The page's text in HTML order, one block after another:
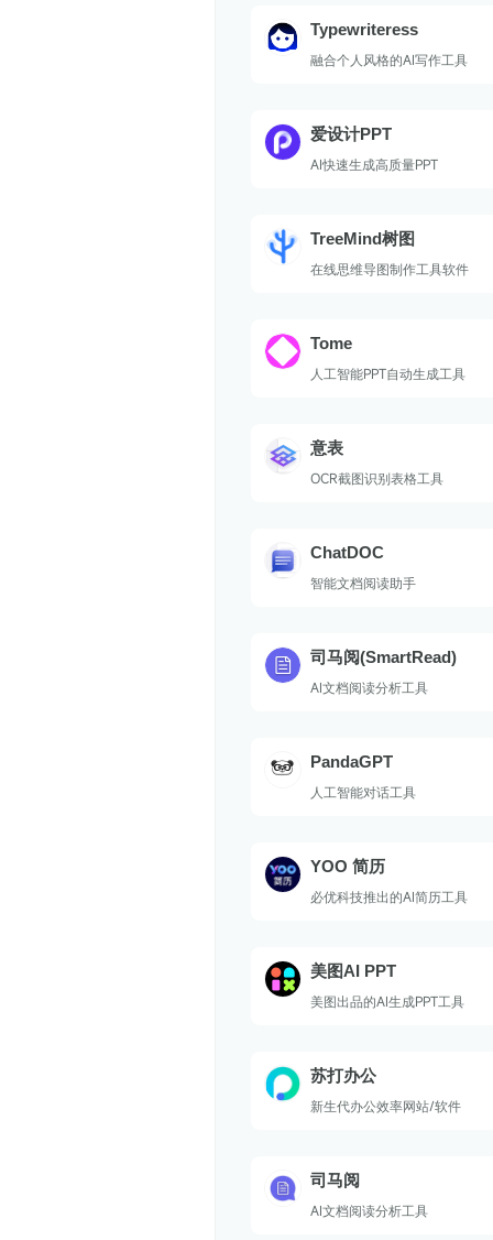
Typewriteress
融合个人风格的AI写作工具
爱设计PPT
AI快速生成高质量PPT
TreeMind树图
在线思维导图制作工具软件
Tome
人工智能PPT自动生成工具
意表
OCR截图识别表格工具
ChatDOC
智能文档阅读助手
司马阅(SmartRead)
AI文档阅读分析工具
PandaGPT
人工智能对话工具
YOO 简历
必优科技推出的AI简历工具
美图AI PPT
美图出品的AI生成PPT工具
苏打办公
新生代办公效率网站/软件
司马阅
AI文档阅读分析工具